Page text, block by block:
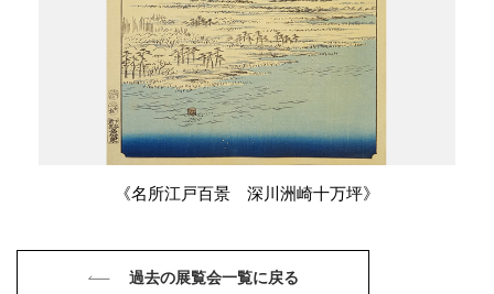
《名所江戸百景 深川洲崎十万坪》
過去の展覧会一覧に戻る